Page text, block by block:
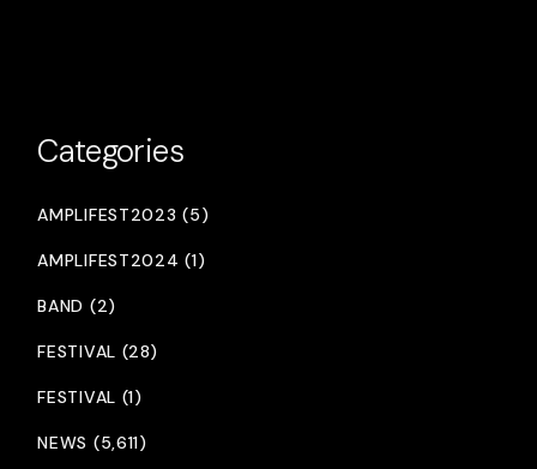
Categories
AMPLIFEST2023 (5)
AMPLIFEST2024 (1)
BAND (2)
FESTIVAL (28)
FESTIVAL (1)
NEWS (5,611)